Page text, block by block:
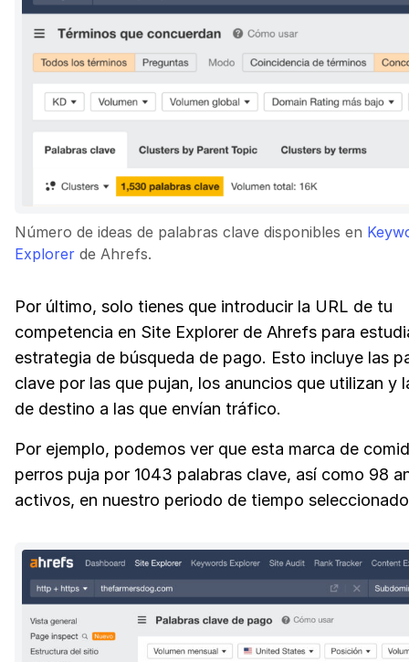
Número de ideas de palabras clave disponibles en
Explorer de Ahrefs.
Por último, solo tienes que introducir la URL de tu
competencia en Site Explorer de Ahrefs para
estrategia de búsqueda de pago. Esto incluye las
clave por las que pujan, los anuncios que utilizan y
de destino a las que envían tráfico.
Por ejemplo, podemos ver que esta marca de
perros puja por 1043 palabras clave, así como 98
activos, en nuestro periodo de tiempo